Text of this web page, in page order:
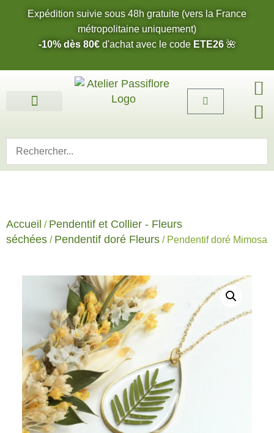
Expédition suivie sous 48h gratuite (vers la France
métropolitaine uniquement)
-10% dès 80€d'achat avec le code ETE26🌺
Accueil / Pendentif et Collier - Fleurs
séchées / Pendentif doré Fleurs / Pendentif doré Mimosa